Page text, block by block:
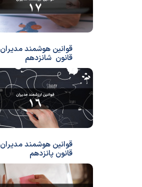
قوانین هوشمند مدیران
قانون شانزدهم
قوانین هوشمند مدیران
قانون پانزدهم